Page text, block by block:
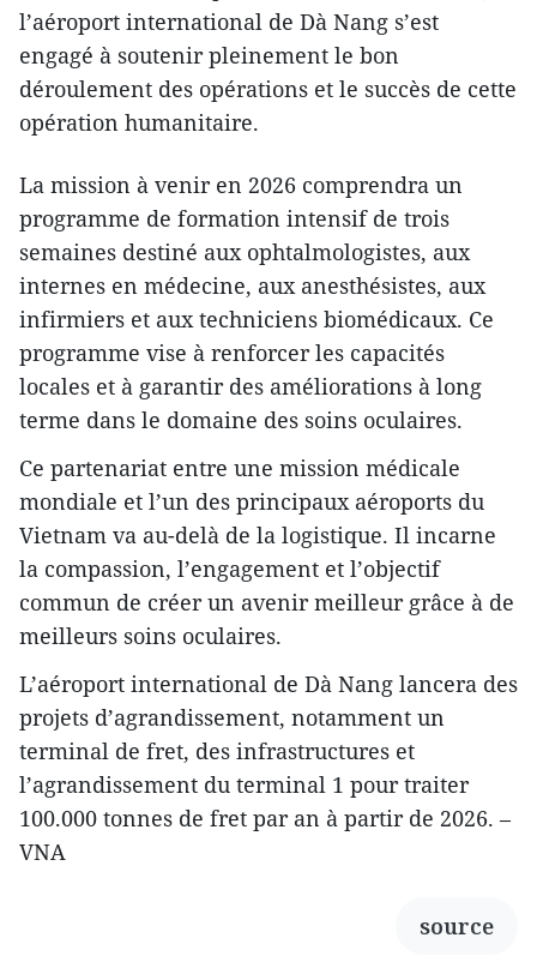
l’aéroport international de Dà Nang s’est
engagé à soutenir pleinement le bon
déroulement des opérations et le succès de cette
opération humanitaire.
La mission à venir en 2026 comprendra un
programme de formation intensif de trois
semaines destiné aux ophtalmologistes, aux
internes en médecine, aux anesthésistes, aux
infirmiers et aux techniciens biomédicaux. Ce
programme vise à renforcer les capacités
locales et à garantir des améliorations à long
terme dans le domaine des soins oculaires.
Ce partenariat entre une mission médicale
mondiale et l’un des principaux aéroports du
Vietnam va au-delà de la logistique. Il incarne
la compassion, l’engagement et l’objectif
commun de créer un avenir meilleur grâce à de
meilleurs soins oculaires.
L’aéroport international de Dà Nang lancera des
projets d’agrandissement, notamment un
terminal de fret, des infrastructures et
l’agrandissement du terminal 1 pour traiter
100.000 tonnes de fret par an à partir de 2026. –
VNA
source